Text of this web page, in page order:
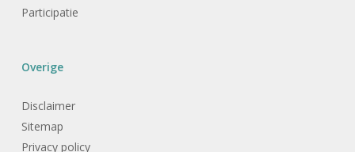
Participatie
Overige
Disclaimer
Sitemap
Privacy policy